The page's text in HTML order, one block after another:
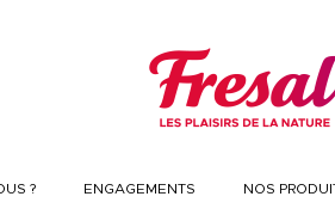
? ENGAGEMENTS NOS